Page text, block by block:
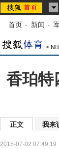
首页 - 新闻 -
>
香珀特
正文 我来
2015-07-02 07:49:19